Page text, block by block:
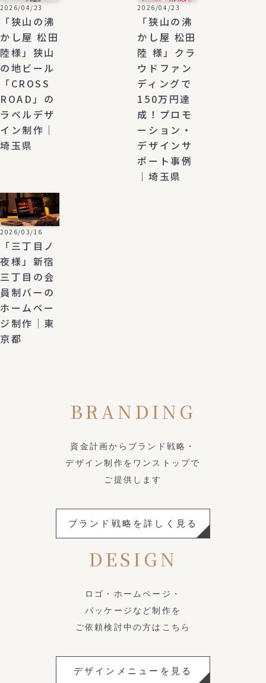
2026/04/23
「狭山の沸
かし屋 松田
陸様」狭山
の地ビール
「CROSS
ROAD」の
ラベルデザ
イン制作｜
埼玉県
2026/04/23
「狭山の沸
かし屋 松田
陸 様」クラ
ウドファン
ディングで
150万円達
成！プロモ
ーション・
デザインサ
ポート事例
｜埼玉県
2026/03/16
「三丁目ノ
夜様」新宿
三丁目の会
員制バーの
ホームペー
ジ制作｜東
京都
BRANDING
資金計画からブランド戦略・
デザイン制作をワンストップで
ご提供します
ブランド戦略を詳しく見る
DESIGN
ロゴ・ホームページ・
パッケージなど制作を
ご依頼検討中の方はこちら
デザインメニューを見る